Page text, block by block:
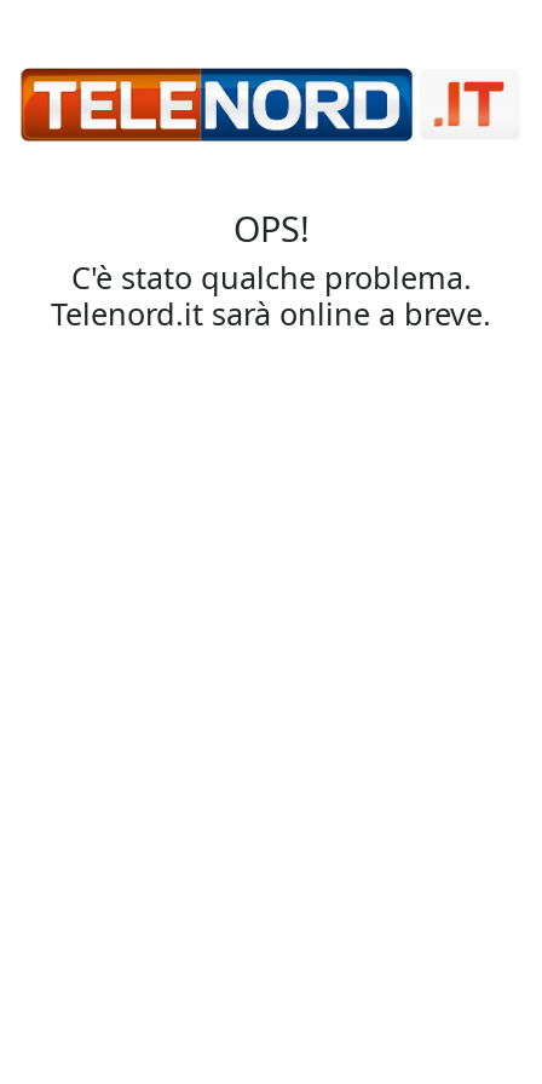
OPS!
C'è stato qualche problema.
Telenord.it sarà online a breve.